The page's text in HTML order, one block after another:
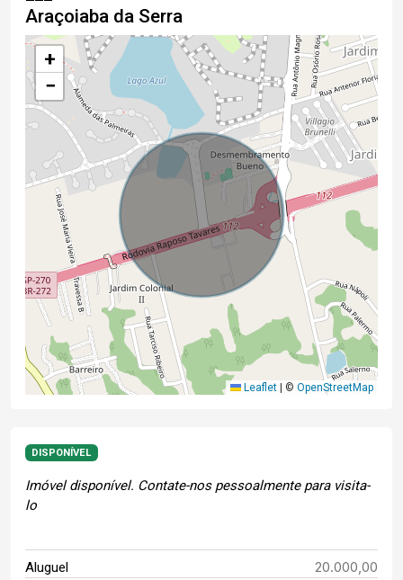
Araçoiaba da Serra
+
−
Leaflet | © OpenStreetMap
DISPONÍVEL
Imóvel disponível. Contate-nos pessoalmente para visita-
lo
Aluguel 20.000,00